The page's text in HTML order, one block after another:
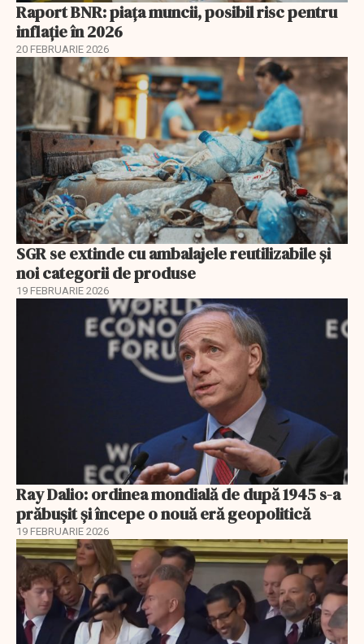
Raport BNR: piața muncii, posibil risc pentru
inflație în 2026
20 FEBRUARIE 2026
SGR se extinde cu ambalajele reutilizabile și
noi categorii de produse
19 FEBRUARIE 2026
Ray Dalio: ordinea mondială de după 1945 s-a
prăbușit și începe o nouă eră geopolitică
19 FEBRUARIE 2026